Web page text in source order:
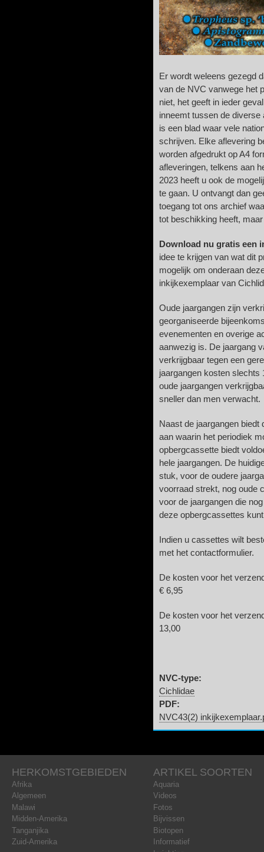
Er wordt weleens gezegd
van de NVC vanwege het
niet, het geeft in ieder
inneemt tussen de diverse
is een blad waar vele
schrijven. Elke aflevering
worden afgedrukt op A4
afleveringen, telkens aan
2023 heeft u ook de
te gaan. U ontvangt dan
toegang tot ons archief
tot beschikking heeft,
Download nu gratis een
idee te krijgen van wat dit
mogelijk om onderaan
inkijkexemplaar van
Oude jaargangen zijn
georganiseerde
evenementen en overige
aanwezig is. De jaargang
verkrijgbaar tegen een
jaargangen kosten slechts
oude jaargangen
sneller dan men verwacht.
Naast de jaargangen
aan waarin het periodiek
opbergcassette biedt
hele jaargangen. De
stuk, voor de oudere
voorraad strekt, nog oude
voor de jaargangen die
deze opbergcassettes
Indien u cassettes wilt
met het contactformulier.
De kosten voor het
€ 6,95
De kosten voor het
13,00
NVC-type:
Cichlidae
PDF:
NVC43(2)
HERKOMSTGEBIEDEN
Afrika
Algemeen
Malawi
Midden-Amerika
Tanganjika
Zuid-Amerika
ARTIKEL SOORTEN
Aquaria
Videos
Fotos
Bijvissen
Biotopen
Informatief